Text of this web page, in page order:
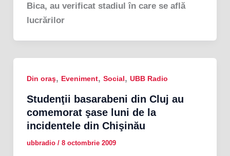
Bica, au verificat stadiul în care se află
lucrărilor
Din oraş, Eveniment, Social, UBB Radio
Studenţii basarabeni din Cluj au
comemorat şase luni de la
incidentele din Chişinău
ubbradio / 8 octombrie 2009